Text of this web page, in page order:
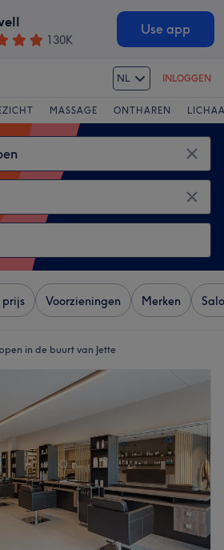
130K
Use app
NL INLOGGEN
MASSAGE ONTHAREN
prijs Voorzieningen Merken
in de buurt van Jette